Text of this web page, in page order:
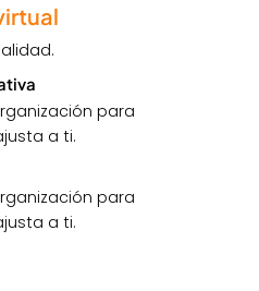
para
a ti.
para
a ti.